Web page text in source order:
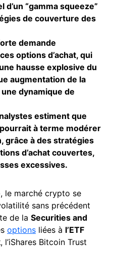
“gamma squeeze”
de couverture des
demande
options d’achat, qui
hausse explosive du
augmentation de la
dynamique de
estiment que
à terme modérer
grâce à des stratégies
d’achat couvertes,
excessives.
, le marché crypto se
sans précédent
de la Securities and
options liées à l’ETF
, l’iShares Bitcoin Trust